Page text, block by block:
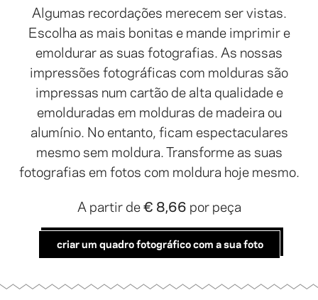
Algumas recordações merecem ser vistas.
Escolha as mais bonitas e mande imprimir e
emoldurar as suas fotografias. As nossas
impressões fotográficas com molduras são
impressas num cartão de alta qualidade e
emolduradas em molduras de madeira ou
alumínio. No entanto, ficam espectaculares
mesmo sem moldura. Transforme as suas
fotografias em fotos com moldura hoje mesmo.
A partir de€ 8,66 por peça
criar um quadro fotográfico com a sua foto